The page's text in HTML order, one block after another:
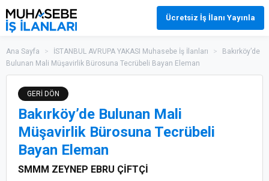
Ücretsiz İş İlanı Yayınla
Ana Sayfa > İSTANBUL AVRUPA YAKASI Muhasebe İş İlanları >
Bakırköy’de
Bulunan Mali Müşavirlik Bürosuna Tecrübeli Bayan Eleman
GERİ DÖN
Bakırköy’de Bulunan Mali
Müşavirlik Bürosuna Tecrübeli
Bayan Eleman
SMMM ZEYNEP EBRU ÇİFTÇİ